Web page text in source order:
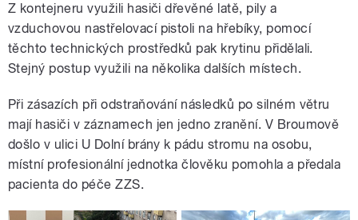
Z kontejneru využili hasiči dřevěné latě, pily a
vzduchovou nastřelovací pistoli na hřebíky, pomocí
těchto technických prostředků pak krytinu přidělali.
Stejný postup využili na několika dalších místech.
Při zásazích při odstraňování následků po silném větru
mají hasiči v záznamech jen jedno zranění. V Broumově
došlo v ulici U Dolní brány k pádu stromu na osobu,
místní profesionální jednotka člověku pomohla a předala
pacienta do péče ZZS.